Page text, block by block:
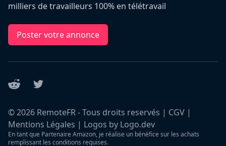
milliers de travailleurs 100% en télétravail
Poster votre annonce
Reddit Twitter
©2026 RemoteFR - Tous droits reservés | CGV |
Mentions Légales | Logos by Logo.dev
En tant que Partenaire Amazon, je réalise un bénéfice sur les achats
remplissant les conditions requises.